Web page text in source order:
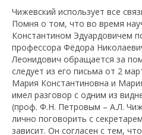
Чижевский использует все
Помня о том, что во время
Константином Эдуардовичем
профессора Фёдора
Леонидович обращается за
следует из его письма от 2
Мария Константиновна и
имел разговор с одним из
(проф. Ф.Н. Петровым – А.Л.
лично поговорить с
зависит. Он согласен с тем,